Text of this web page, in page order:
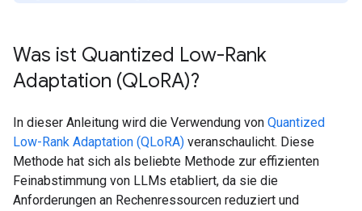
Was ist Quantized Low-Rank
Adaptation (QLoRA)?
In dieser Anleitung wird die Verwendung von Quantized
Low-Rank Adaptation (QLoRA) veranschaulicht. Diese
Methode hat sich als beliebte Methode zur effizienten
Feinabstimmung von LLMs etabliert, da sie die
Anforderungen an Rechenressourcen reduziert und